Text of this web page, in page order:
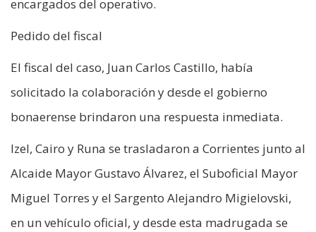
encargados del operativo.
Pedido del fiscal
El fiscal del caso, Juan Carlos Castillo, había
solicitado la colaboración y desde el gobierno
bonaerense brindaron una respuesta inmediata.
Izel, Cairo y Runa se trasladaron a Corrientes junto al
Alcaide Mayor Gustavo Álvarez, el Suboficial Mayor
Miguel Torres y el Sargento Alejandro Migielovski,
en un vehículo oficial, y desde esta madrugada se